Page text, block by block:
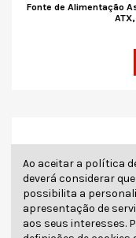
Fonte de Alimentação
Ao aceitar a política
deverá considerar
possibilita a
apresentação de
aos seus interesses.